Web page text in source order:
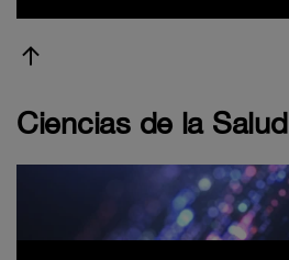
Ciencias de la Salud